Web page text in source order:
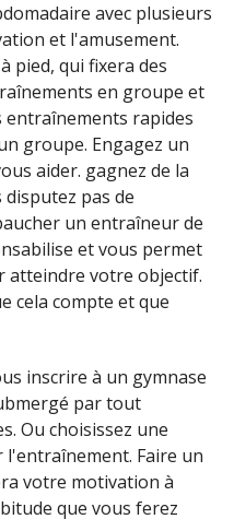
avec plusieurs
et l'amusement.
pied, qui fixera des
en groupe et
entraînements rapides
groupe. Engagez un
aider. gagnez de la
pas de
un entraîneur de
et vous permet
atteindre votre objectif.
cela compte et que
inscrire à un gymnase
par tout
Ou choisissez une
l'entraînement. Faire un
votre motivation à
que vous ferez